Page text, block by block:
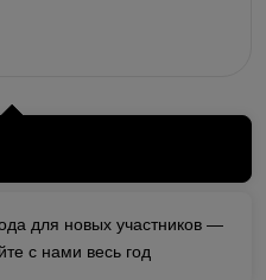
для новых участников —
с нами весь год